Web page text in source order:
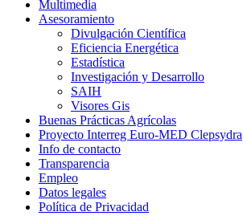
Multimedia
Asesoramiento
Divulgación Científica
Eficiencia Energética
Estadística
Investigación y Desarrollo
SAIH
Visores Gis
Buenas Prácticas Agrícolas
Proyecto Interreg Euro-MED Clepsydra
Info de contacto
Transparencia
Empleo
Datos legales
Política de Privacidad